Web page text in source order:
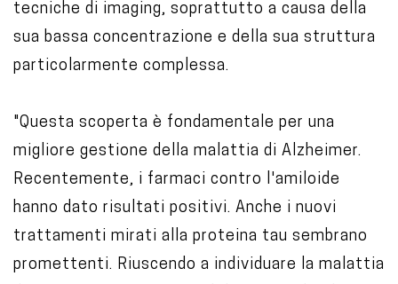
tecniche di imaging, soprattutto a causa della
sua bassa concentrazione e della sua struttura
particolarmente complessa.
"Questa scoperta è fondamentale per una
migliore gestione della malattia di Alzheimer.
Recentemente, i farmaci contro l'amiloide
hanno dato risultati positivi. Anche i nuovi
trattamenti mirati alla proteina tau sembrano
promettenti. Riuscendo a individuare la malattia